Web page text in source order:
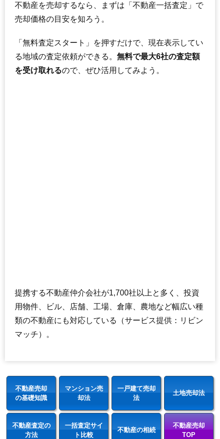
不動産を売却するなら、まずは「不動産一括査定」で
売却価格の目安を知ろう。
「無料査定スタート」を押すだけで、現在表示してい
る地域の査定依頼ができる。 無料で最大6社の査定額
を受け取れるので、ぜひ活用してみよう。
提携する不動産仲介会社が1,700社以上と多く、投資
用物件、ビル、店舗、工場、倉庫、農地など幅広い種
類の不動産にも対応している（サービス提供：リビン
マッチ）。
不動産売却
の基礎知識
マンション売
却法
一戸建て売却
法
土地売却法
不動産査定の
方法
一括査定サイ
ト比較
不動産の相続
不動産売却
TOP